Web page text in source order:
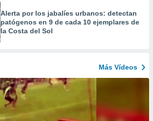
Alerta por los jabalíes urbanos: detectan
patógenos en 9 de cada 10 ejemplares de
la Costa del Sol
Más Vídeos